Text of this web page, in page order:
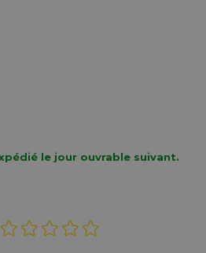
le jour ouvrable suivant.